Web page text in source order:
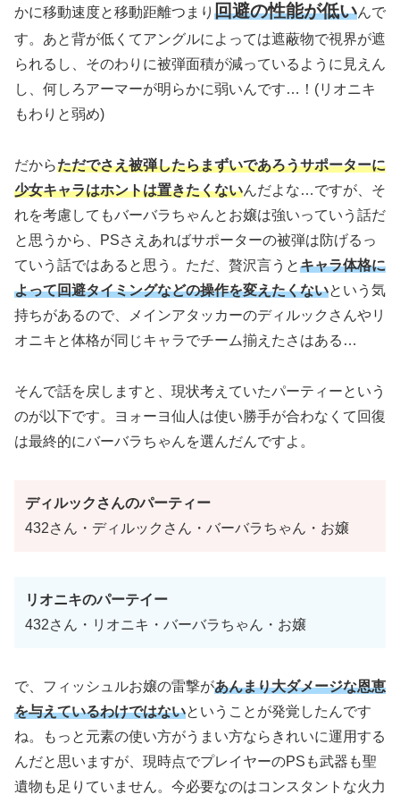
かに移動速度と移動距離つまり 回避の性能が低いんで
す。あと背が低くてアングルによっては遮蔽物で視界が遮
られるし、そのわりに被弾面積が減っているように見えん
し、何しろアーマーが明らかに弱いんです…！ (リオニキ
もわりと弱め)
だからただでさえ被弾したらまずいであろうサポーターに
少女キャラはホントは置きたくないんだよな…ですが、そ
れを考慮してもバーバラちゃんとお嬢は強いっていう話だ
と思うから、PSさえあればサポーターの被弾は防げるっ
ていう話ではあると思う。ただ、贅沢言うとキャラ体格に
よって回避タイミングなどの操作を変えたくないという気
持ちがあるので、メインアタッカーのディルックさんやリ
オニキと体格が同じキャラでチーム揃えたさはある…
そんで話を戻しますと、現状考えていたパーティーという
のが以下です。ヨォーヨ仙人は使い勝手が合わなくて回復
は最終的にバーバラちゃんを選んだんですよ。
ディルックさんのパーティー
432さん・ディルックさん・バーバラちゃん・お嬢
リオニキのパーテイー
432さん・リオニキ・バーバラちゃん・お嬢
で、フィッシュルお嬢の雷撃があんまり大ダメージな恩恵
を与えているわけではないということが発覚したんです
ね。もっと元素の使い方がうまい方ならきれいに運用する
んだと思いますが、現時点でプレイヤーのPSも武器も聖
遺物も足りていません。今必要なのはコンスタントな火力